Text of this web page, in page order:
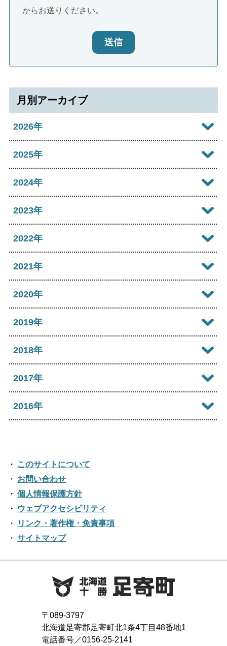
からお送りください。
送信
月別アーカイブ
2026年
2026年08月
2026年06月
2026年04月
2026年03月
2026年02月
2025年
2025年12月
2025年10月
2025年08月
2025年07月
2025年06月
2025年04月
2025年02月
2024年
2024年12月
2024年10月
2024年08月
2024年07月
2024年06月
2024年04月
2024年01月
2023年
2023年12月
2023年10月
2023年08月
2023年07月
2023年06月
2023年04月
2023年02月
2023年01月
2022年
2022年12月
2022年10月
2022年08月
2022年07月
2022年06月
2022年03月
2022年02月
2021年
2021年12月
2021年10月
2021年08月
2021年07月
2021年04月
2021年03月
2021年02月
2021年01月
2020年
2020年12月
2020年10月
2020年08月
2020年05月
2020年04月
2020年03月
2019年
2019年12月
2019年10月
2019年07月
2019年06月
2019年05月
2019年02月
2019年01月
2018年
2018年12月
2018年10月
2018年08月
2018年07月
2018年06月
2018年05月
2018年04月
2018年03月
2018年01月
2017年
2017年12月
2017年08月
2017年07月
2017年06月
2017年05月
2017年04月
2017年02月
2016年
2016年10月
2016年09月
2016年08月
2016年05月
2016年04月
2016年03月
このサイトについて
お問い合わせ
個人情報保護方針
ウェブアクセシビリティ
リンク・著作権・免責事項
サイトマップ
〒089-3797
北海道足寄郡足寄町北1条4丁目48番地1
電話番号／0156-25-2141